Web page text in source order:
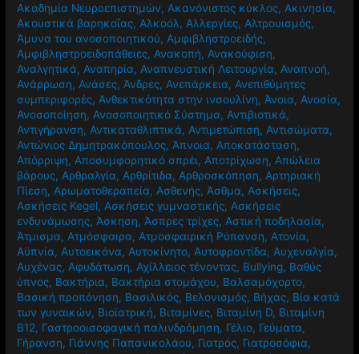
Ακαδημία Νευροεπιστημών, Ακανόνιστος κύκλος, Ακινησία,
Ακουστικά βαρηκοΐας, Αλκοόλ, Αλλεργίες, Αλτρουισμός,
Άμυνα του ανοσοποιητικού, Αμφιβληστροειδής,
Αμφιβληστροειδοπάθειες, Ανακοπή, Ανακούφιση,
Αναλγητικά, Αναπηρία, Αναπνευστική Λειτουργία, Αναπνοή,
Ανάρρωση, Ανάσες, Άνδρες, Ανεπάρκεια, Ανεπιθύμητες
συμπεριφορές, Ανθεκτικότητα στην ινσουλίνη, Άνοια, Ανοσία,
Ανοσοποίηση, Ανοσοποιητικό Σύστημα, Αντιβιοτικά,
Αντιγήρανση, Αντικαταθλιπτικά, Αντιμετώπιση, Αντισώματα,
Αντώνιος Δημητρακόπουλος, Άπνοια, Αποκατάσταση,
Απόρριψη, Αποσυμφορητικό σπρέι, Αποτρίχωση, Απώλεια
βάρους, Αρθραλγία, Αρθρίτιδα, Αρθροσκόπηση, Αρτηριακή
Πίεση, Αρωματοθεραπεία, Ασθενής, Άσθμα, Ασκήσεις,
Ασκήσεις Kegel, Ασκήσεις γυμναστικής, Ασκήσεις
ενδυνάμωσης, Άσκηση, Άσπρες τρίχες, Αστική ποδηλασία,
Άτμισμα, Ατμόσφαιρα, Ατμοσφαιρική Ρύπανση, Ατονία,
Αϋπνία, Αυτοεικόνα, Αυτοκίνητο, Αυτοφροντίδα, Αυχεναλγία,
Αυχένας, Αφυδάτωση, Αχίλλειος τένοντας, Βullying, Βαθύς
ύπνος, Βακτήρια, Βακτήρια στομάχου, Βαλσαμόχορτο,
Βασική προπόνηση, Βασιλικός, Βελονισμός, Βήχας, Βία κατά
των γυναικών, Βιοϊατρική, Βιταμίνες, Βιταμίνη D, Βιταμίνη
Β12, Γαστροοισοφαγική παλινδρόμηση, Γέλιο, Γεύματα,
Γήρανση, Γιάννης Παπανικολάου, Γιατρός, Γιατροσόφια,